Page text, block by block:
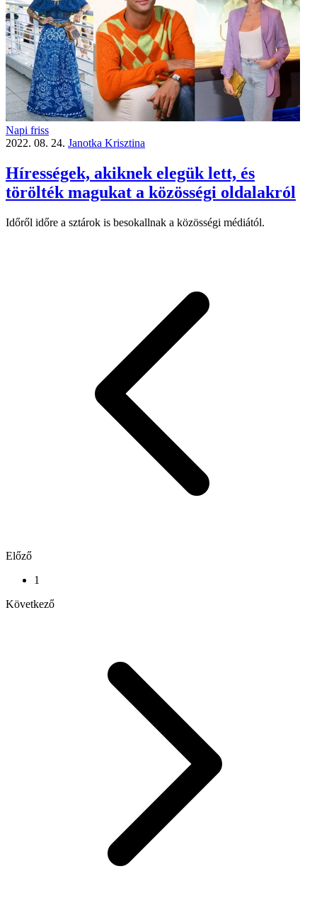
Napi friss
2022. 08. 24. Janotka Krisztina
Hírességek, akiknek elegük lett, és
törölték magukat a közösségi oldalakról
Időről időre a sztárok is besokallnak a közösségi médiától.
Előző
1
Következő